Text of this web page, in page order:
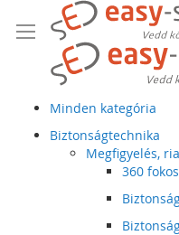
Minden kategória
Biztonságtechnika
Megfigyelés,
360